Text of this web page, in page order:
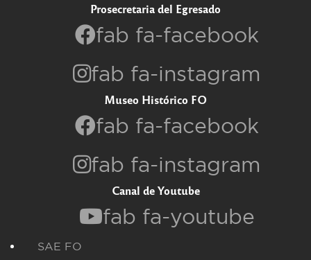
Prosecretaria del Egresado
fab fa-facebook
fab fa-instagram
Museo Histórico FO
fab fa-facebook
fab fa-instagram
Canal de Youtube
fab fa-youtube
SAE FO